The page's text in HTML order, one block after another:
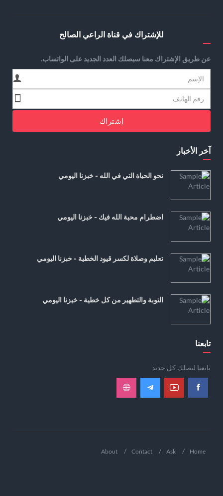
للإشتراك في قناة الراعي الصالح
عن طريق الإشتراك معنا سيصلك العدد الجديد على الواتساب.
إشتراك
آخر الأخبار
نحو الحياة التي في الله - خبزنا اليومي
اضطرام محبة الله فيك - خبزنا اليومي
تعليم وصلاة لكسر قيود الخطية - خبزنا اليومي
التوبة والتطهير من كل خطية - خبزنا اليومي
تابعنا
تابعنا ليصلك كل جديد
Home
Ask
Contact
About